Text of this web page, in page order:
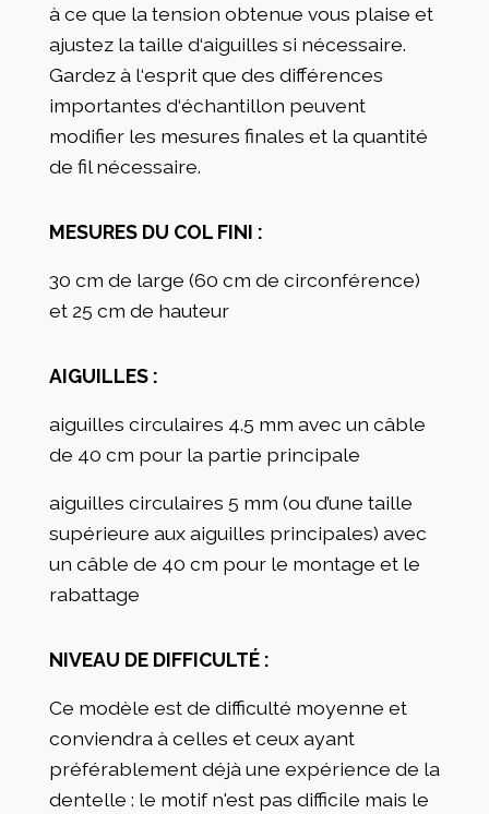
à ce que la tension obtenue vous plaise et
ajustez la taille d‘aiguilles si nécessaire.
Gardez à l‘esprit que des différences
importantes d‘échantillon peuvent
modifier les mesures finales et la quantité
de fil nécessaire.
MESURES DU COL FINI :
30 cm de large (60 cm de circonférence)
et 25 cm de hauteur
AIGUILLES :
aiguilles circulaires 4.5 mm avec un câble
de 40 cm pour la partie principale
aiguilles circulaires 5 mm (ou d’une taille
supérieure aux aiguilles principales) avec
un câble de 40 cm pour le montage et le
rabattage
NIVEAU DE DIFFICULTÉ :
Ce modèle est de difficulté moyenne et
conviendra à celles et ceux ayant
préférablement déjà une expérience de la
dentelle : le motif n'est pas difficile mais le